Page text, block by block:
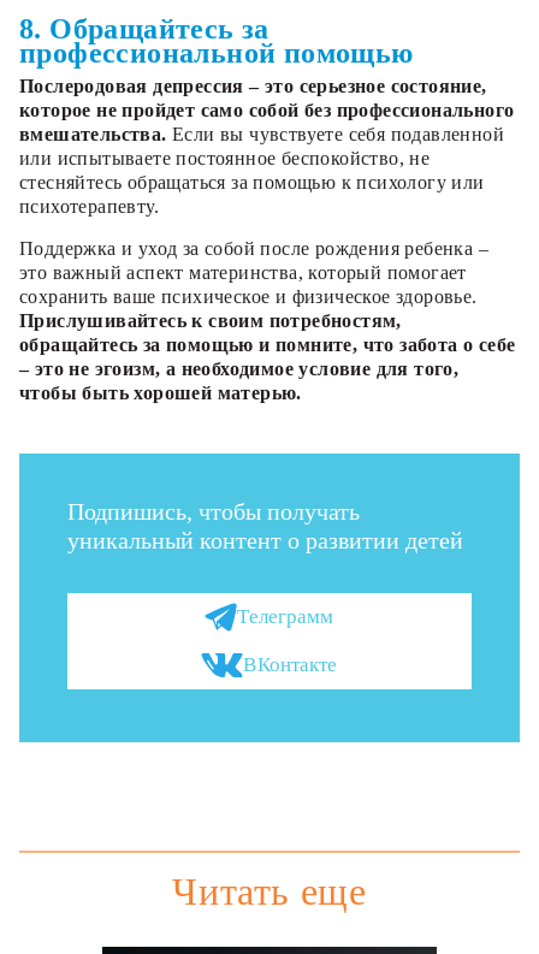
8. Обращайтесь за
профессиональной помощью
Послеродовая депрессия – это серьезное состояние,
которое не пройдет само собой без профессионального
вмешательства. Если вы чувствуете себя подавленной
или испытываете постоянное беспокойство, не
стесняйтесь обращаться за помощью к психологу или
психотерапевту.
Поддержка и уход за собой после рождения ребенка –
это важный аспект материнства, который помогает
сохранить ваше психическое и физическое здоровье.
Прислушивайтесь к своим потребностям,
обращайтесь за помощью и помните, что забота о себе
– это не эгоизм, а необходимое условие для того,
чтобы быть хорошей матерью.
Подпишись, чтобы получать
уникальный контент о развитии детей
Телеграмм
ВКонтакте
Читать еще